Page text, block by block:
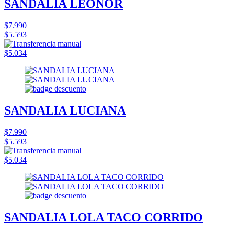
SANDALIA LEONOR
$7.990
$5.593
$5.034
SANDALIA LUCIANA
$7.990
$5.593
$5.034
SANDALIA LOLA TACO CORRIDO